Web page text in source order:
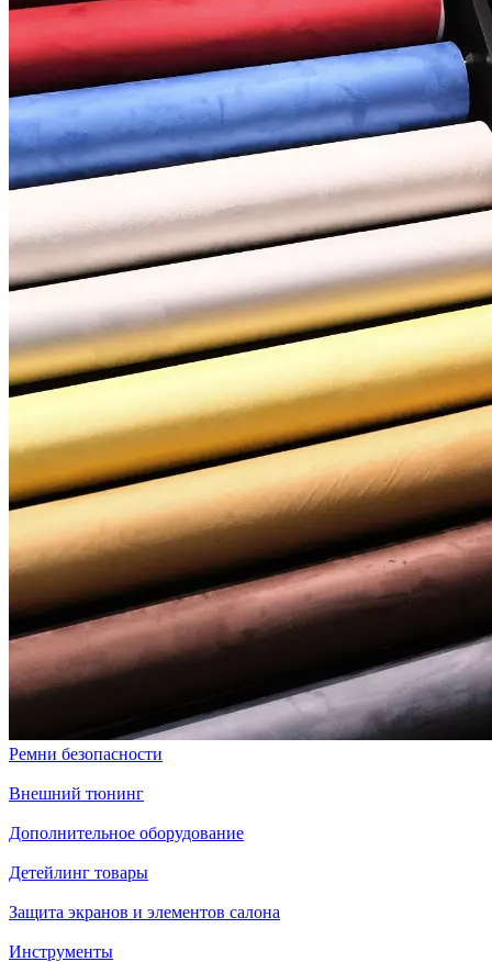
Ремни безопасности
Внешний тюнинг
Дополнительное оборудование
Детейлинг товары
Защита экранов и элементов салона
Инструменты